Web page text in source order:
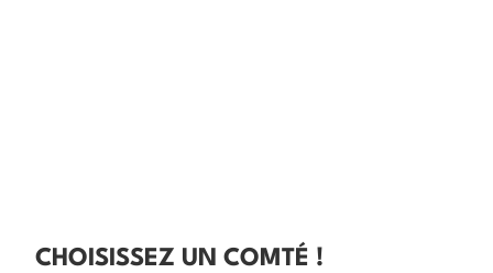
CHOISISSEZ UN COMTÉ !